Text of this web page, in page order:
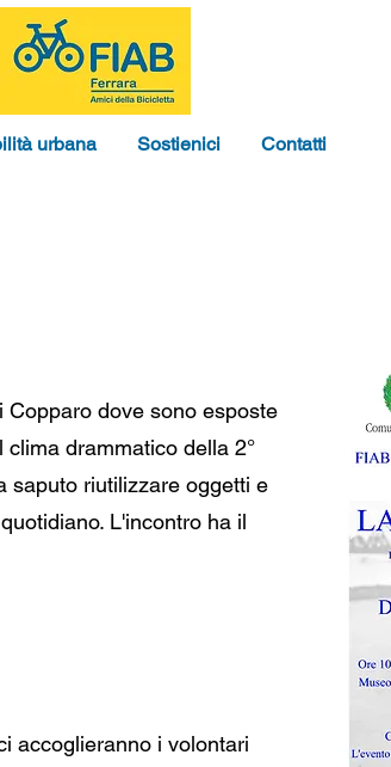
urbana Sostienici Contatti
Copparo dove sono esposte
drammatico della 2°
saputo riutilizzare oggetti e
L'incontro ha il
accoglieranno i volontari